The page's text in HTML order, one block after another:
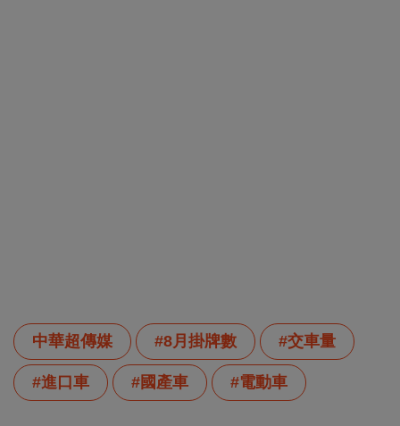
中華超傳媒 #8月掛牌數 #交車量
#進口車 #國產車 #電動車